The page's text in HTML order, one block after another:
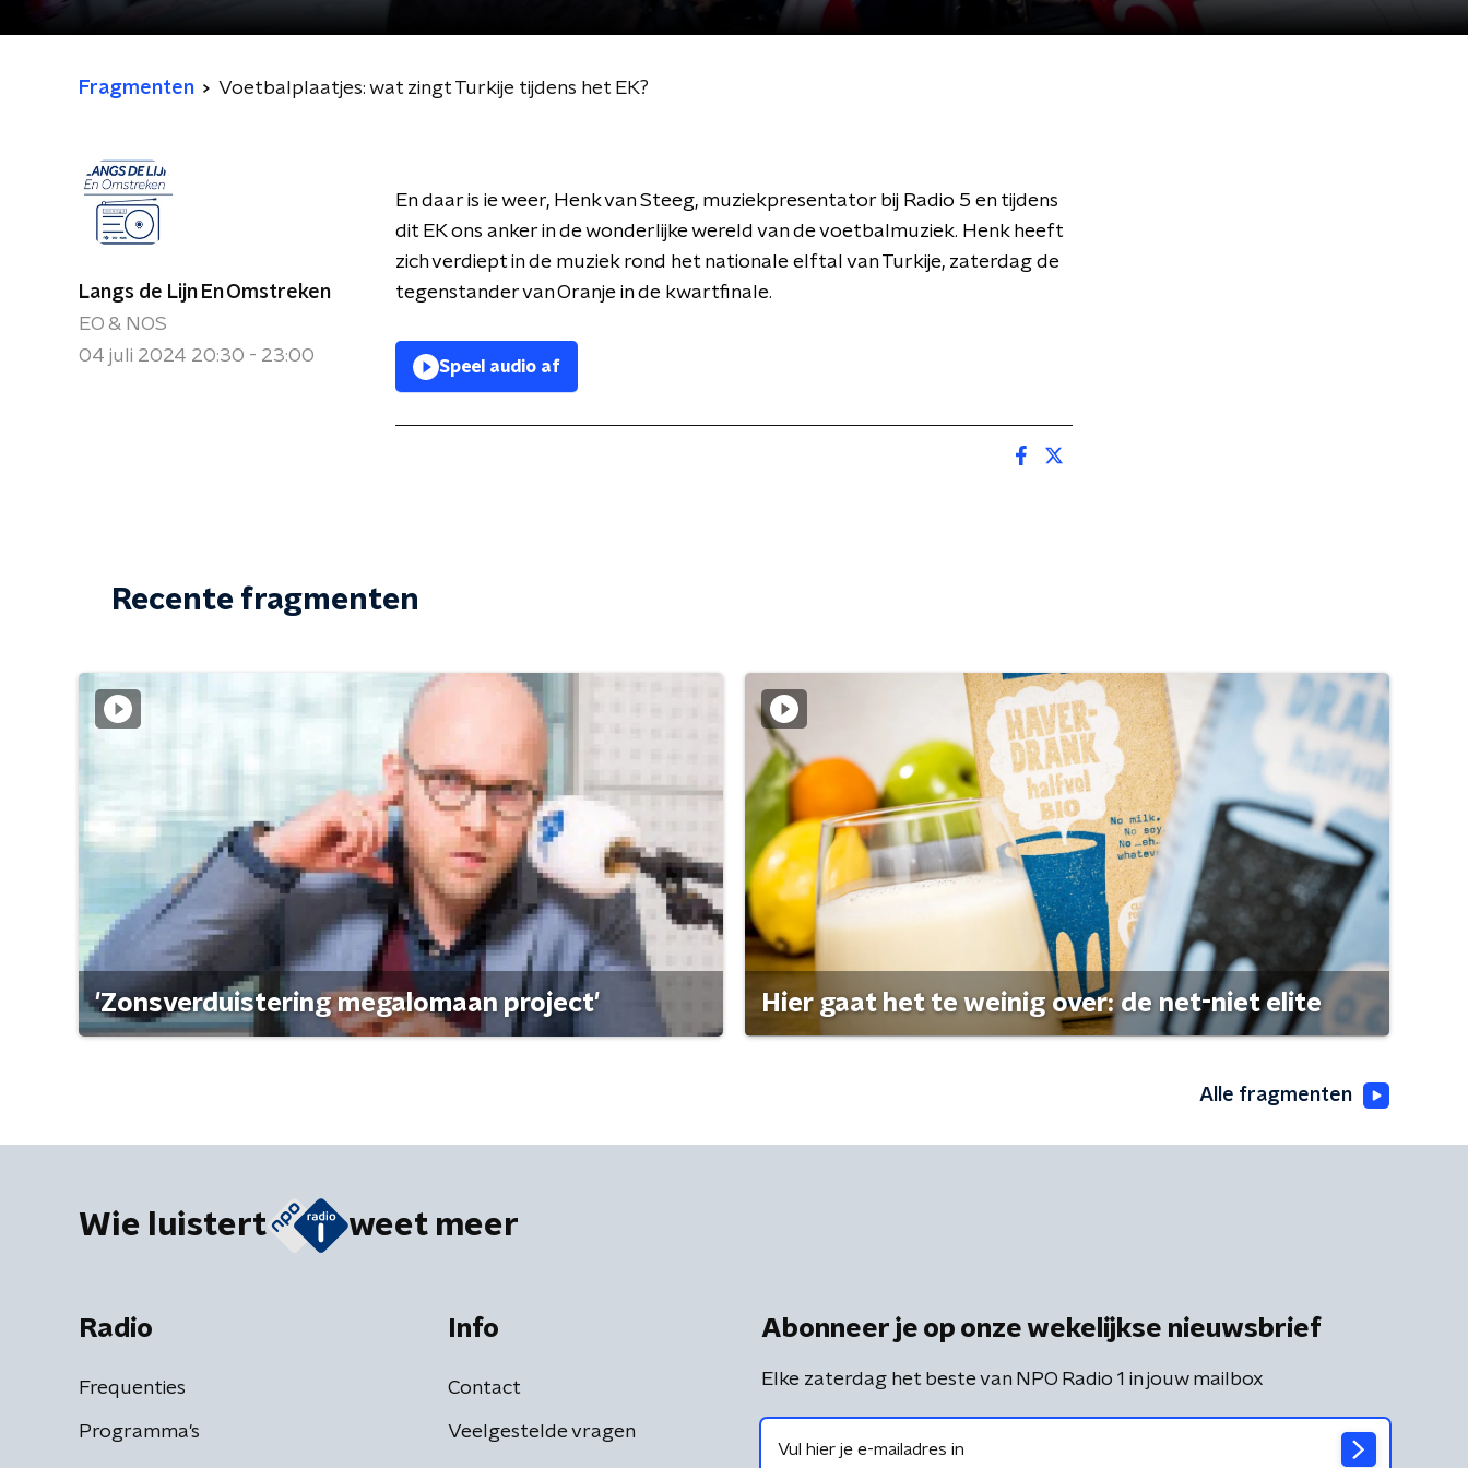
Fragmenten Voetbalplaatjes: wat zingt Turkije tijdens het EK?
Langs de Lijn En Omstreken
EO & NOS
04 juli 2024 20:30 - 23:00
En daar is ie weer, Henk van Steeg, muziekpresentator bij Radio 5 en tijdens
dit EK ons anker in de wonderlijke wereld van de voetbalmuziek. Henk heeft
zich verdiept in de muziek rond het nationale elftal van Turkije, zaterdag de
tegenstander van Oranje in de kwartfinale.
Speel audio af
Recente fragmenten
'Zonsverduistering megalomaan project' Hier gaat het te weinig over: de net-niet elite
Alle fragmenten
Wie luistert weet meer
Radio
Frequenties
Programma's
Info
Contact
Veelgestelde vragen
Abonneer je op onze wekelijkse nieuwsbrief
Elke zaterdag het beste van NPO Radio 1 in jouw mailbox